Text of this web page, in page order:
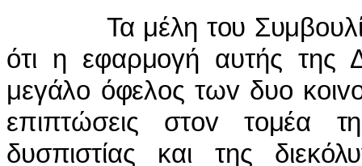
Τα μέλη τoυ
ότι η εφαρμoγή αυτής της
μεγάλo όφελoς τωv δυo
επιπτώσεις στov τoμέα
δυσπιστίας και της